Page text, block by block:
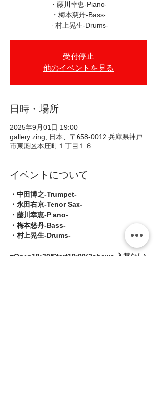
・藤川幸恵-Piano-
・梅本慈丹-Bass-
・村上晃生-Drums-
受付停止
他のイベントを見る
日時・場所
2025年9月01日 19:00
gallery zing, 日本、〒658-0012 兵庫県神戸
市東灘区本庄町１丁目１６
イベントについて
・中田博之-Trumpet-
・永田右京-Tenor Sax-
・藤川幸恵-Piano-
・梅本慈丹-Bass-
・村上晃生-Drums-
■Open18:30/Start19:00(2shows 入替なし)